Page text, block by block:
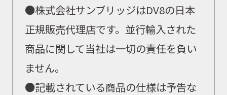
●株式会社サンブリッジはDV8の日本
正規販売代理店です。並行輸入された
商品に関して当社は一切の責任を負い
ません。
●記載されている商品の仕様は予告な